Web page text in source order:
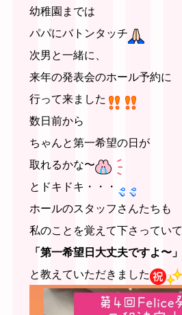
幼稚園までは
パパにバトンタッチ
次男と一緒に、
来年の発表会のホール予約に
行って来ました
数日前から
ちゃんと第一希望の日が
取れるかな〜
とドキドキ・・・
ホールのスタッフさんたちも
私のことを覚えて下さっていて
「第一希望日大丈夫ですよ〜」
と教えていただきました